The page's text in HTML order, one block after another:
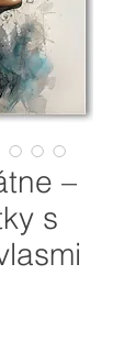
–
s